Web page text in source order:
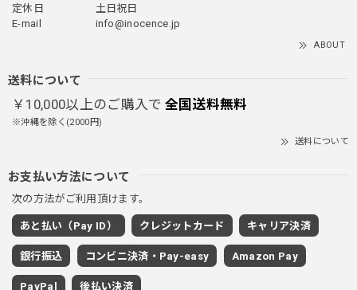
ブラック/L
2025/12/24
首しまる！ってなるから全部は閉めずに使うかも。 チャッ
2025/11/28
グレー/M
2025/11/28
定休日
土日祝日
E-mail
info@inocence.jp
ABOUT
送料について
￥10,000以上のご購入で 全国送料無料
※沖縄を除く(2000円)
送料について
お支払い方法について
次の方法がご利用頂けます。
あと払い（Pay ID） クレジットカード キャリア決済
銀行振込 コンビニ決済・Pay-easy Amazon Pay
PayPal 後払い決済